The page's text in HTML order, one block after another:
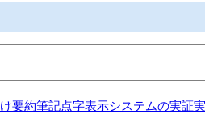
要約筆記点字表示システムの実証